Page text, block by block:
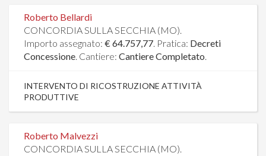
Roberto Bellardi
CONCORDIA SULLA SECCHIA (MO).
Importo assegnato: € 64.757,77. Pratica: Decreti
Concessione. Cantiere: Cantiere Completato.
INTERVENTO DI RICOSTRUZIONE ATTIVITÀ
PRODUTTIVE
Roberto Malvezzi
CONCORDIA SULLA SECCHIA (MO).